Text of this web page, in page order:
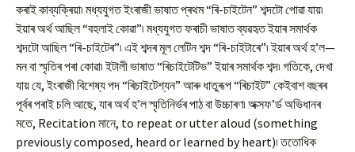
কৰাই কাব্যক্ৰিয়া৷ মধ্যযুগত ইংৰাজী ভাষাত প্ৰথম “ৰি-চাইটেন” শব্দটো পোৱা যায়৷
ইয়াৰ অৰ্থ আছিল “বহলাই কোৱা”৷ মধ্যযুগত ফৰাচী ভাষাত ব্যৱহৃত ইয়াৰ সমাৰ্থক
শব্দটো আছিল “ৰি-চাইটেৰ”৷ এই শব্দৰ মূল লেটিন শব্দ “ৰি-চাইটাৰে”৷ ইয়াৰ অৰ্থ হ’ল—
মন বা স্মৃতিৰ পৰা কোৱা৷ ইটালী ভাষাত “ৰিচাইটেটিভ” ইয়াৰ সমাৰ্থক শব্দ৷ গতিকে, দেখা
যায় যে, ইংৰাজী বিশেষ্য পদ “ৰিচাইটেশ্যন” আৰু ধাতুৰূপ “ৰিচাইট” কেইবাশ বছৰৰ
পূৰ্বৰ পৰাই চলি আছে, যাৰ অৰ্থ হ’ল স্মৃতিনিৰ্ভৰ পাঠ বা উচ্চাৰণ৷ অক্সফ’ৰ্ড অভিধানৰ
মতে, Recitation মানে, to repeat or utter aloud (something
previously composed, heard or learned by heart)৷ ততোধিক